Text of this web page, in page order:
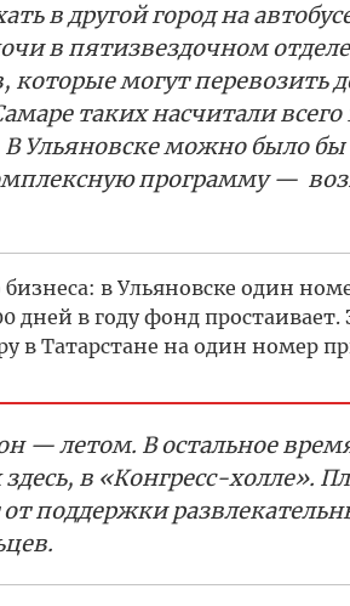
в другой город на
в пятизвездочном
которые могут перевозить
таких насчитали всего
Ульяновске можно было бы
программу —
в Ульяновске один
дней в году фонд
в Татарстане на один номер
— летом. В остальное
в «Конгресс-холле».
поддержки